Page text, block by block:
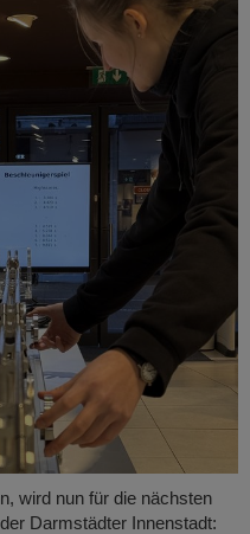
wird nun für die nächsten
Darmstädter Innenstadt: